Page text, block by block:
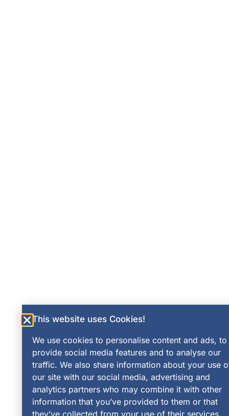
This website uses Cookies!
We use cookies to personalise content and ads, to
provide social media features and to analyse our
traffic. We also share information about your use
our site with our social media, advertising and
analytics partners who may combine it with other
information that you’ve provided to them or that
they’ve collected from your use of their services.